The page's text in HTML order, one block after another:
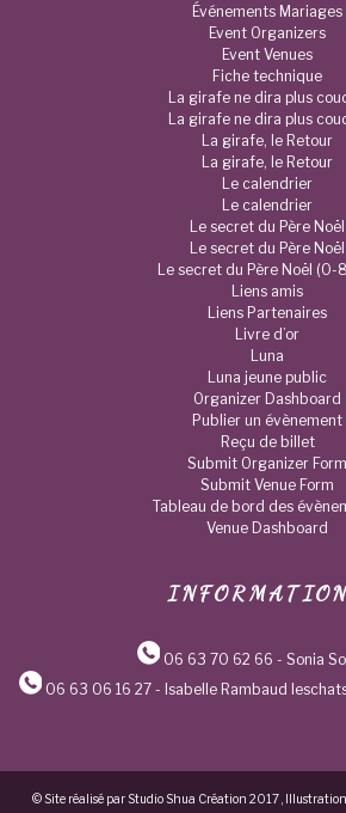
Événements Mariages
Event Organizers
Event Venues
Fiche technique
La girafe ne dira plus
La girafe ne dira plus
La girafe, le Retour
La girafe, le Retour
Le calendrier
Le calendrier
Le secret du Père Noël
Le secret du Père Noël
Le secret du Père Noël (0-
Liens amis
Liens Partenaires
Livre d’or
Luna
Luna jeune public
Organizer Dashboard
Publier un évènement
Reçu de billet
Submit Organizer Form
Submit Venue Form
Tableau de bord des
Venue Dashboard
06 63 70 62 66 - Sonia
06 63 06 16 27 - Isabelle Rambaud
© Site réalisé par Studio Shua Création 2017 ,